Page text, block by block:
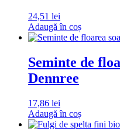
24,51 lei
Adaugă în coș
Seminte de
Dennree
17,86 lei
Adaugă în coș